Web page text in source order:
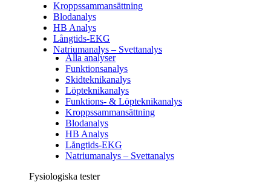
Kroppssammansättning
Blodanalys
HB Analys
Långtids-EKG
Natriumanalys – Svettanalys
Alla analyser
Funktionsanalys
Skidteknikanalys
Löpteknikanalys
Funktions- & Löpteknikanalys
Kroppssammansättning
Blodanalys
HB Analys
Långtids-EKG
Natriumanalys – Svettanalys
Fysiologiska tester